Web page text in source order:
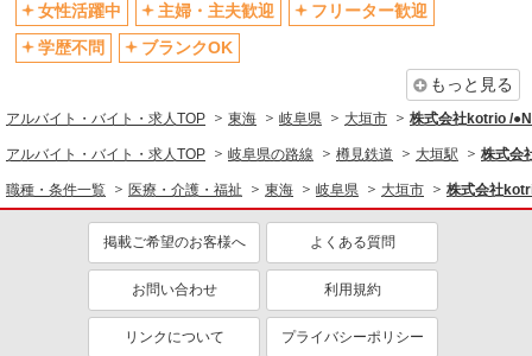
女性活躍中
主婦・主夫歓迎
フリーター歓迎
学歴不問
ブランクOK
もっと見る
アルバイト・バイト・求人TOP 東海 岐阜県 大垣市 株式会社kotrio /
アルバイト・バイト・求人TOP 岐阜県の路線 樽見鉄道 大垣駅 株式会
職種・条件一覧 医療・介護・福祉 東海 岐阜県 大垣市 株式会社
掲載ご希望のお客様へ よくある質問
お問い合わせ 利用規約
リンクについて プライバシーポリシー